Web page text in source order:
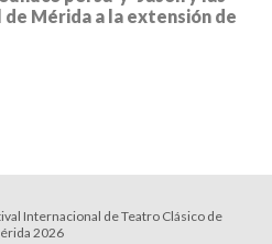
Mérida a la extensión de
Internacional de Teatro Clásico de
2026